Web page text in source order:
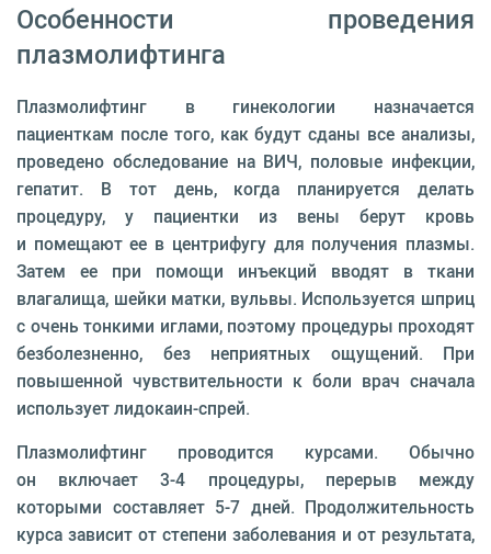
Особенности проведения
плазмолифтинга
Плазмолифтинг в гинекологии назначается
пациенткам после того, как будут сданы все анализы,
проведено обследование на ВИЧ, половые инфекции,
гепатит. В тот день, когда планируется делать
процедуру, у пациентки из вены берут кровь
и помещают ее в центрифугу для получения плазмы.
Затем ее при помощи инъекций вводят в ткани
влагалища, шейки матки, вульвы. Используется шприц
с очень тонкими иглами, поэтому процедуры проходят
безболезненно, без неприятных ощущений. При
повышенной чувствительности к боли врач сначала
использует лидокаин-спрей.
Плазмолифтинг проводится курсами. Обычно
он включает 3-4 процедуры, перерыв между
которыми составляет 5-7 дней. Продолжительность
курса зависит от степени заболевания и от результата,